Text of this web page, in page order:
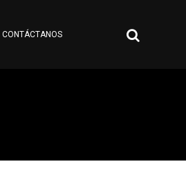
CONTÁCTANOS